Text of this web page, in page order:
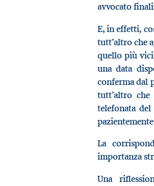
avvocato
E, in effetti,
tutt’altro che
quello più
una data
conferma dal
tutt’altro
telefonata
La
importanza
Una